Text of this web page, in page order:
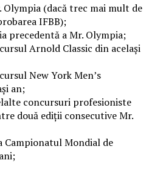
(dacă trec mai mult de
IFBB);
precedentă a Mr. Olympia;
Arnold Classic din același
New York Men’s
an;
concursuri profesioniste
două ediții consecutive Mr.
Mondial de